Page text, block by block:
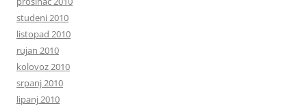
studeni 2010
listopad 2010
rujan 2010
kolovoz 2010
srpanj 2010
lipanj 2010